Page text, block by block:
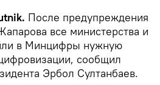
После предупреждения
все министерства и
в Минцифры нужную
сообщил
Эрбол Султанбаев.